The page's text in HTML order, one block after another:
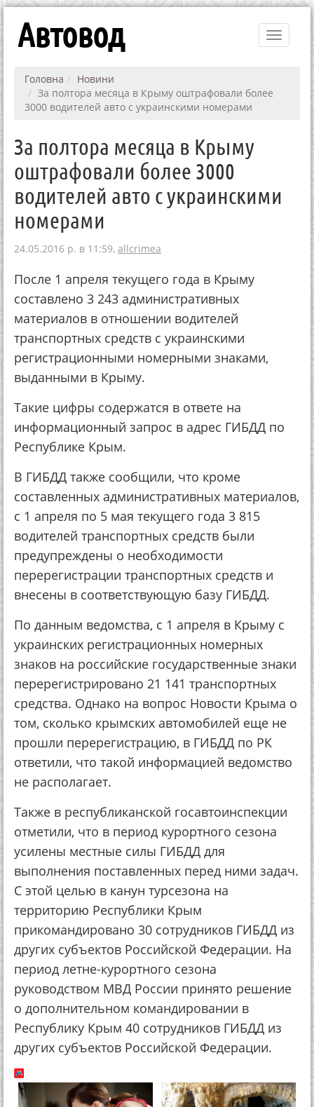
Toggle
Автовод
Головна
Новини
За полтора месяца в Крыму оштрафовали более
3000 водителей авто с украинскими номерами
За полтора месяца в Крыму
оштрафовали более 3000
водителей авто с украинскими
номерами
24.05.2016 р. в 11:59, allcrimea
После 1 апреля текущего года в Крыму
составлено 3 243 административных
материалов в отношении водителей
транспортных средств с украинскими
регистрационными номерными знаками,
выданными в Крыму.
Такие цифры содержатся в ответе на
информационный запрос в адрес ГИБДД по
Республике Крым.
В ГИБДД также сообщили, что кроме
составленных административных материалов,
с 1 апреля по 5 мая текущего года 3 815
водителей транспортных средств были
предупреждены о необходимости
перерегистрации транспортных средств и
внесены в соответствующую базу ГИБДД.
По данным ведомства, с 1 апреля в Крыму с
украинских регистрационных номерных
знаков на российские государственные знаки
перерегистрировано 21 141 транспортных
средства. Однако на вопрос Новости Крыма о
том, сколько крымских автомобилей еще не
прошли перерегистрацию, в ГИБДД по РК
ответили, что такой информацией ведомство
не располагает.
Также в республиканской госавтоинспекции
отметили, что в период курортного сезона
усилены местные силы ГИБДД для
выполнения поставленных перед ними задач.
С этой целью в канун турсезона на
территорию Республики Крым
прикомандировано 30 сотрудников ГИБДД из
других субъектов Российской Федерации. На
период летне-курортного сезона
руководством МВД России принято решение
о дополнительном командировании в
Республику Крым 40 сотрудников ГИБДД из
других субъектов Российской Федерации.